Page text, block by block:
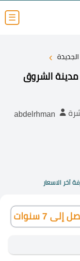
☰
›
آخر الاسعار